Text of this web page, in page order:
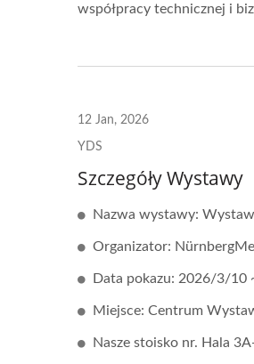
współpracy technicznej i
12 Jan, 2026
YDS
Szczegóły Wystawy
Nazwa wystawy:
Organizator:
Data pokazu: 2026/3/10
Miejsce: Centrum
Nasze stoisko nr. Hala